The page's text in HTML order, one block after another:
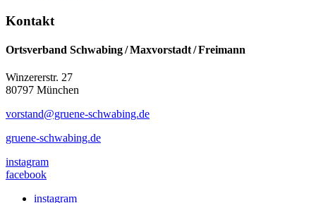
Kontakt
Ortsverband Schwabing / Maxvorstadt ⁠/ Freimann
Winzererstr. 27
80797 München
vorstand@gruene-schwabing.de
gruene-schwabing.de
instagram
facebook
instagram